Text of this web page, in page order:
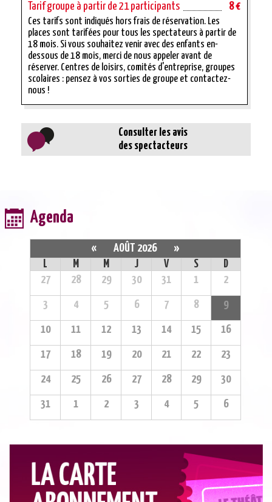
Tarif groupe à partir de 21 participants 8 €
Ces tarifs sont indiqués hors frais de réservation. Les
places sont tarifées pour tous les spectateurs à partir de
18 mois. Si vous souhaitez venir avec des enfants en-
dessous de 18 mois, merci de nous appeler avant de
réserver. Centres de loisirs, comités d'entreprise, groupes
scolaires : pensez à vos sorties de groupe et contactez-
nous !
Consulter les avis
des spectacteurs
Agenda
« AOÛT 2026
»
L
M M J V S
D
27
28 29 30 31 1 2
3 4 5 6 7 8 9
10 11 12 13 14 15 16
17 18 19 20 21 22 23
24 25 26 27 28 29 30
31 1 2 3 4 5 6